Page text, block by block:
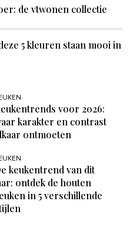
de vtwonen collectie
5 kleuren staan mooi in
voor 2026:
karakter en contrast
ontmoeten
keukentrend van dit
ontdek de houten
in 5 verschillende